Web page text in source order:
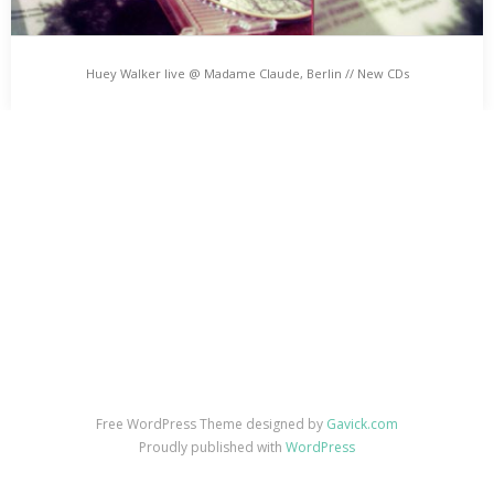
Huey Walker live @ Madame Claude, Berlin // New CDs
Free WordPress Theme designed by Gavick.com
Proudly published with WordPress